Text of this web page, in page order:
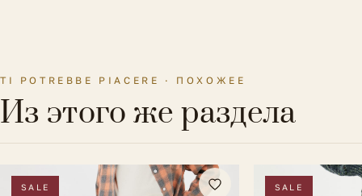
TI POTREBBE PIACERE · ПОХОЖЕЕ
Из этого же раздела
SALE SALE